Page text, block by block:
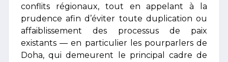
conflits régionaux, tout en appelant à la
prudence afin d’éviter toute duplication ou
affaiblissement des processus de paix
existants — en particulier les pourparlers de
Doha, qui demeurent le principal cadre de